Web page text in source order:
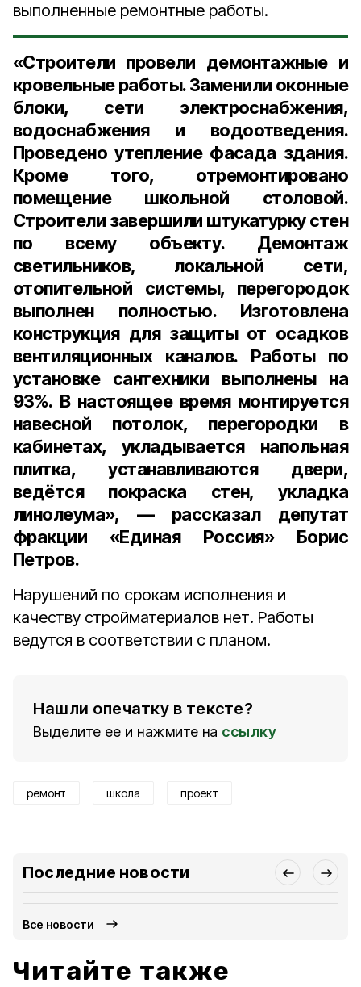
выполненные ремонтные работы.
«Строители провели демонтажные и
кровельные работы. Заменили оконные
блоки, сети электроснабжения,
водоснабжения и водоотведения.
Проведено утепление фасада здания.
Кроме того, отремонтировано
помещение школьной столовой.
Строители завершили штукатурку стен
по всему объекту. Демонтаж
светильников, локальной сети,
отопительной системы, перегородок
выполнен полностью. Изготовлена
конструкция для защиты от осадков
вентиляционных каналов. Работы по
установке сантехники выполнены на
93%. В настоящее время монтируется
навесной потолок, перегородки в
кабинетах, укладывается напольная
плитка, устанавливаются двери,
ведётся покраска стен, укладка
линолеума», — рассказал депутат
фракции «Единая Россия» Борис
Петров.
Нарушений по срокам исполнения и
качеству стройматериалов нет. Работы
ведутся в соответствии с планом.
Нашли опечатку в тексте?
Выделите ее и нажмите на ссылку
ремонт школа проект
Последние новости
Все новости
Читайте также